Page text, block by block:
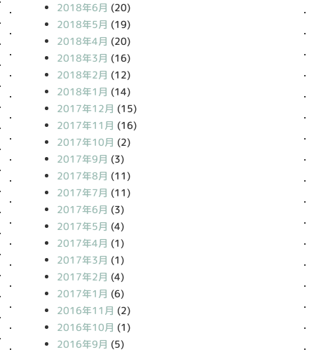
2018年6月 (20)
2018年5月 (19)
2018年4月 (20)
2018年3月 (16)
2018年2月 (12)
2018年1月 (14)
2017年12月 (15)
2017年11月 (16)
2017年10月 (2)
2017年9月 (3)
2017年8月 (11)
2017年7月 (11)
2017年6月 (3)
2017年5月 (4)
2017年4月 (1)
2017年3月 (1)
2017年2月 (4)
2017年1月 (6)
2016年11月 (2)
2016年10月 (1)
2016年9月 (5)